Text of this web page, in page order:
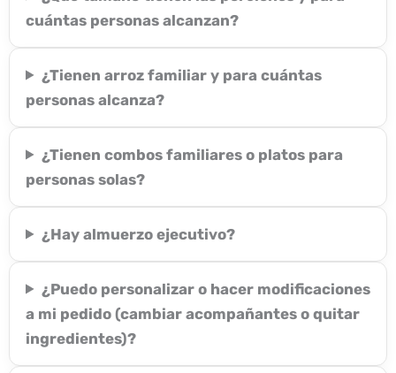
cuántas personas alcanzan?
¿Tienen arroz familiar y para cuántas
personas alcanza?
¿Tienen combos familiares o platos para
personas solas?
¿Hay almuerzo ejecutivo?
¿Puedo personalizar o hacer modificaciones
a mi pedido (cambiar acompañantes o quitar
ingredientes)?